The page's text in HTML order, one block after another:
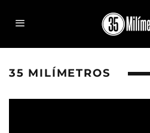
35 MILÍMETROS